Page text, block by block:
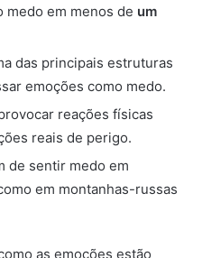
medo em menos de um
das principais estruturas
emoções como medo.
reações físicas
reais de perigo.
de sentir medo em
em montanhas-russas
as emoções estão